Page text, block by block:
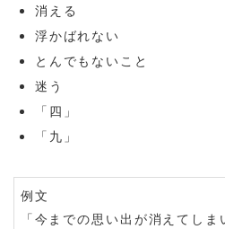
消える
浮かばれない
とんでもないこと
迷う
「四」
「九」
例文
「今までの思い出が消えてしま